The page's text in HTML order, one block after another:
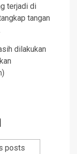
terjadi di
tangan
dilakukan
posts